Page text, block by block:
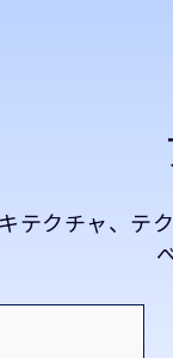
テクチャ、テ